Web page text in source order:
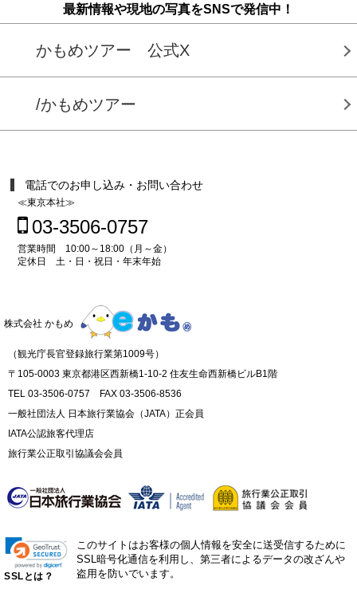
最新情報や現地の写真をSNSで発信中！
かもめツアー 公式X
/かもめツアー
電話でのお申し込み・お問い合わせ
≪東京本社≫
03-3506-0757
営業時間 10:00～18:00（月～金）
定休日 土・日・祝日・年末年始
株式会社 かもめ
（観光庁長官登録旅行業第1009号）
〒105-0003 東京都港区西新橋1-10-2 住友生命西新橋ビルB1階
TEL 03-3506-0757 FAX 03-3506-8536
一般社団法人 日本旅行業協会（JATA）正会員
IATA公認旅客代理店
旅行業公正取引協議会会員
SSLとは？
このサイトはお客様の個人情報を安全に送受信するために
SSL暗号化通信を利用し、第三者によるデータの改ざんや
盗用を防いでいます。